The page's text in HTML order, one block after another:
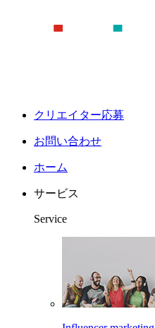
クリエイター応募
お問い合わせ
ホーム
サービス
Service